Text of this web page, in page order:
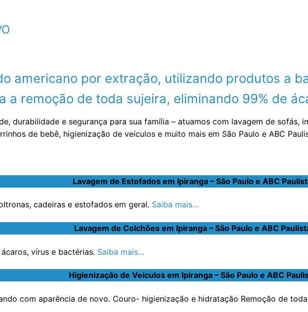
americano por extração, utilizando produtos a
a remoção de toda sujeira, eliminando 99% de
durabilidade e segurança para sua família – atuamos com lavagem de sofás,
de bebê, higienização de veículos e muito mais em São Paulo e ABC
Lavagem de Estofados em Ipiranga – São Paulo e ABC
cadeiras e estofados em geral. Saiba mais…
Lavagem de Colchões em Ipiranga – São Paulo e ABC
vírus e bactérias. Saiba mais…
Higienização de Veículos em Ipiranga – São Paulo e ABC
com aparência de novo. Couro- higienização e hidratação Remoção de